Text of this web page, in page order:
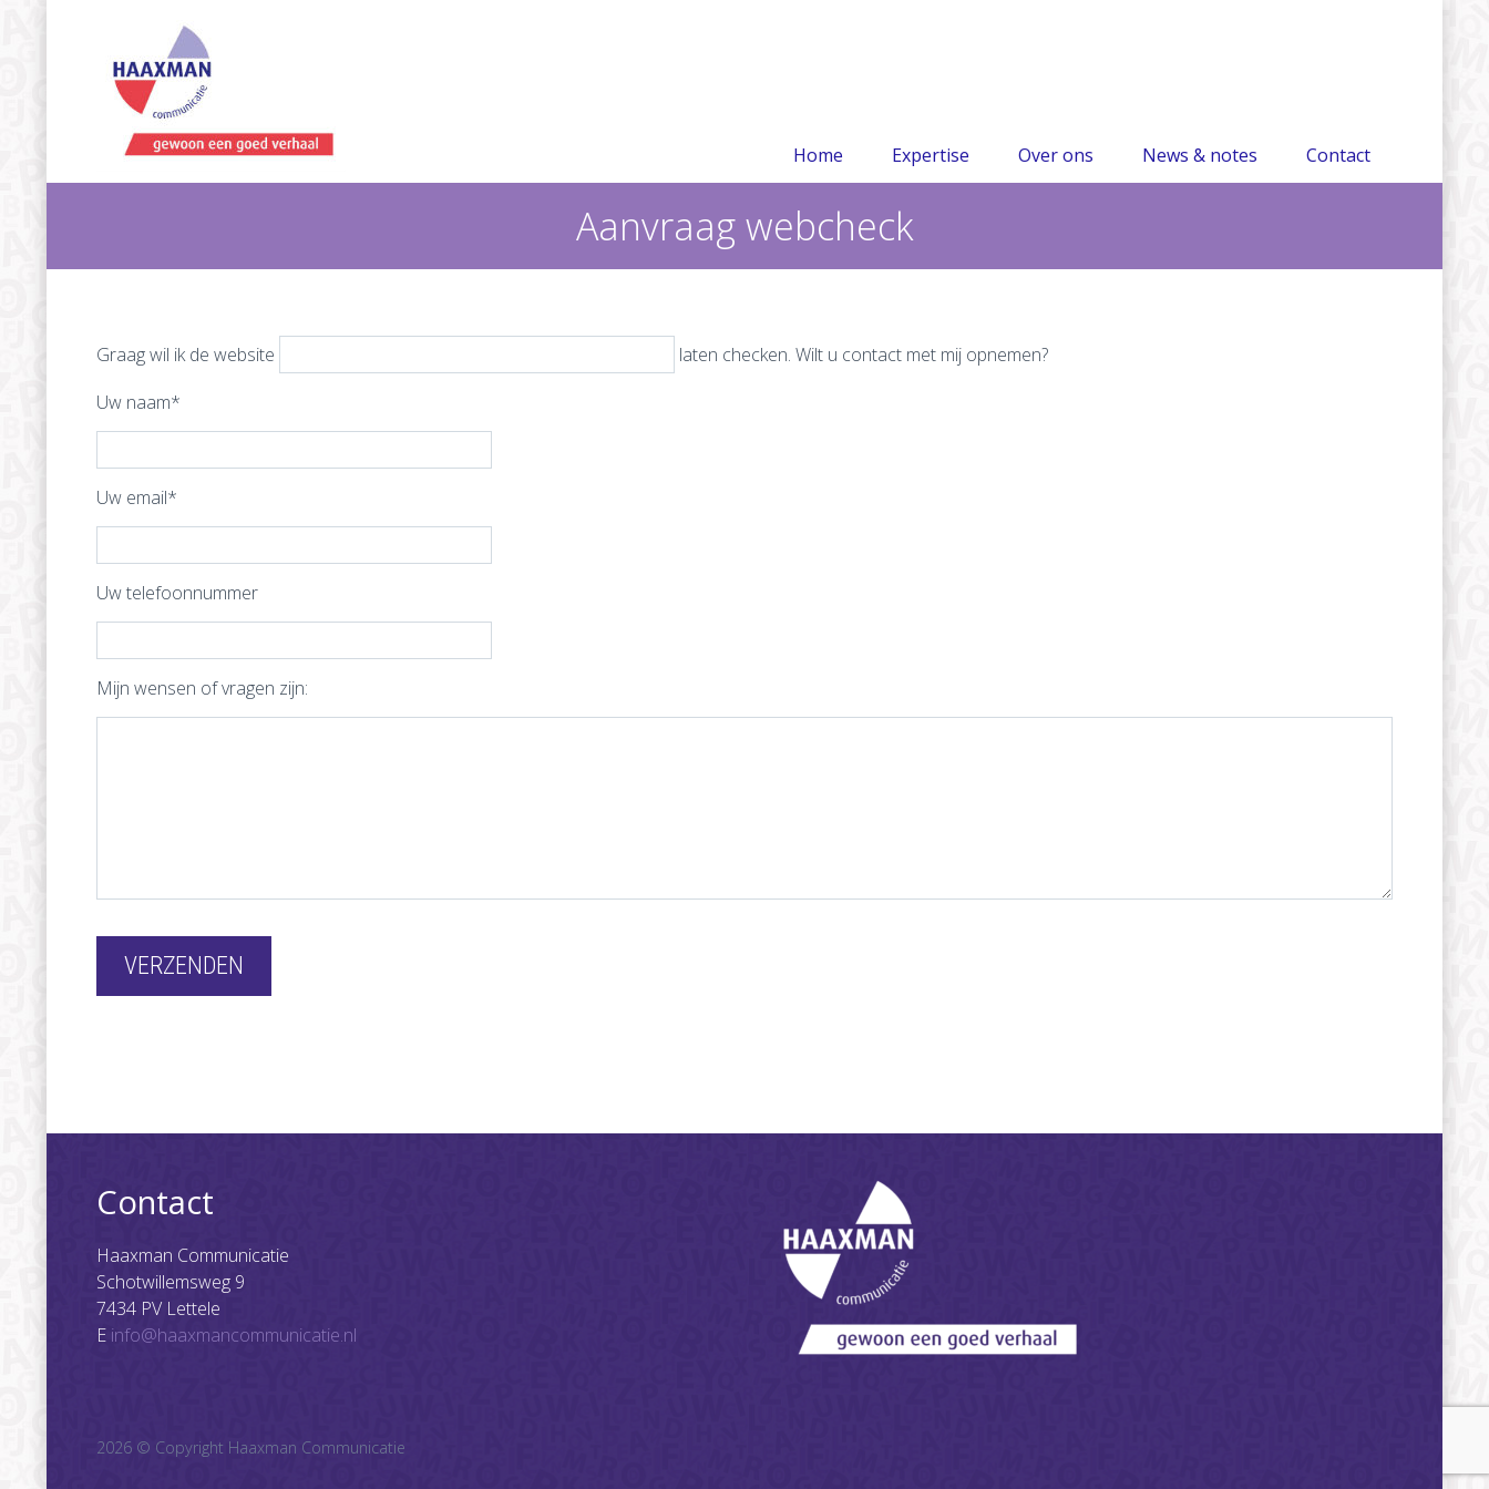
Home Expertise Over ons News & notes Contact
Aanvraag webcheck
Graag wil ik de website
laten checken. Wilt u contact met mij opnemen?
Uw naam*
Uw email*
Uw telefoonnummer
Mijn wensen of vragen zijn:
Gelieve dit veld leeg te laten.
Contact
Haaxman Communicatie
Schotwillemsweg 9
7434 PV Lettele
E info@haaxmancommunicatie.nl
2026 © Copyright Haaxman Communicatie